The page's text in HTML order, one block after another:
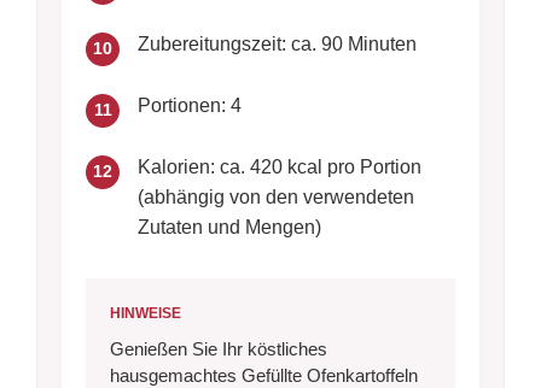
10 Zubereitungszeit: ca. 90 Minuten
11 Portionen: 4
12
Kalorien: ca. 420 kcal pro Portion
(abhängig von den verwendeten
Zutaten und Mengen)
HINWEISE
Genießen Sie Ihr köstliches
hausgemachtes Gefüllte Ofenkartoffeln